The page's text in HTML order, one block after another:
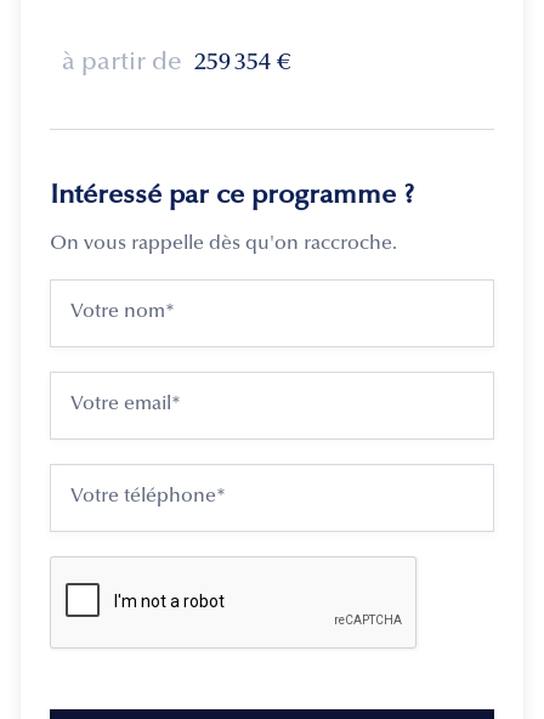
à partir de 259 354 €
Intéressé par ce programme ?
On vous rappelle dès qu'on raccroche.